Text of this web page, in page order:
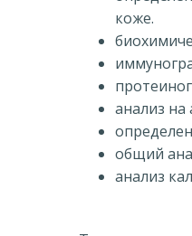
коже.
анализ на
общий
анализ